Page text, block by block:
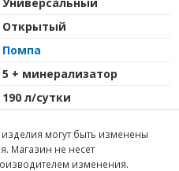
Открытый
Помпа
5 + минерализатор
190 л/сутки
могут быть изменены
Магазин не несет
изменения.